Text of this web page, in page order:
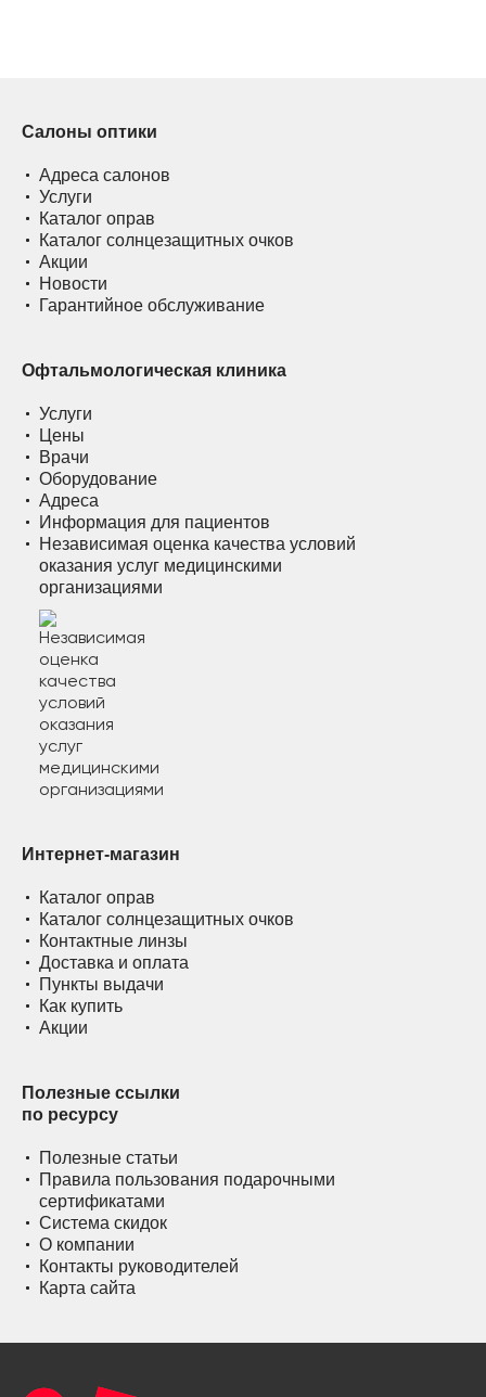
Салоны оптики
Адреса салонов
Услуги
Каталог оправ
Каталог солнцезащитных очков
Акции
Новости
Гарантийное обслуживание
Офтальмологическая клиника
Услуги
Цены
Врачи
Оборудование
Адреса
Информация для пациентов
Независимая оценка качества условий
оказания услуг медицинскими
организациями
Интернет-магазин
Каталог оправ
Каталог солнцезащитных очков
Контактные линзы
Доставка и оплата
Пункты выдачи
Как купить
Акции
Полезные ссылки
по ресурсу
Полезные статьи
Правила пользования подарочными
сертификатами
Система скидок
О компании
Контакты руководителей
Карта сайта